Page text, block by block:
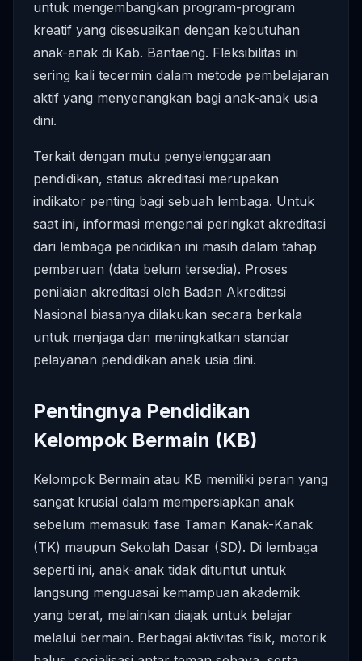
untuk mengembangkan program-program
kreatif yang disesuaikan dengan kebutuhan
anak-anak di Kab. Bantaeng. Fleksibilitas ini
sering kali tecermin dalam metode pembelajaran
aktif yang menyenangkan bagi anak-anak usia
dini.
Terkait dengan mutu penyelenggaraan
pendidikan, status akreditasi merupakan
indikator penting bagi sebuah lembaga. Untuk
saat ini, informasi mengenai peringkat akreditasi
dari lembaga pendidikan ini masih dalam tahap
pembaruan (data belum tersedia). Proses
penilaian akreditasi oleh Badan Akreditasi
Nasional biasanya dilakukan secara berkala
untuk menjaga dan meningkatkan standar
pelayanan pendidikan anak usia dini.
Pentingnya Pendidikan
Kelompok Bermain (KB)
Kelompok Bermain atau KB memiliki peran yang
sangat krusial dalam mempersiapkan anak
sebelum memasuki fase Taman Kanak-Kanak
(TK) maupun Sekolah Dasar (SD). Di lembaga
seperti ini, anak-anak tidak dituntut untuk
langsung menguasai kemampuan akademik
yang berat, melainkan diajak untuk belajar
melalui bermain. Berbagai aktivitas fisik, motorik